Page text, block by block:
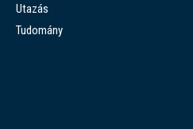
Utazás
Tudomány